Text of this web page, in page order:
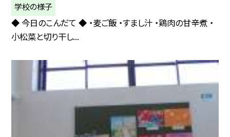
学校の様子
◆ 今日のこんだて ◆ ・麦ご飯 ・すまし汁 ・鶏肉の甘辛煮 ・
小松菜と切り干し...